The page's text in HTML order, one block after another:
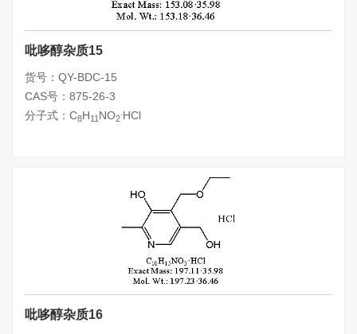
吡哆醇杂质15
货号：QY-BDC-15
CAS号：875-26-3
分子式：C8H11 NO2 HCl
吡哆醇杂质16